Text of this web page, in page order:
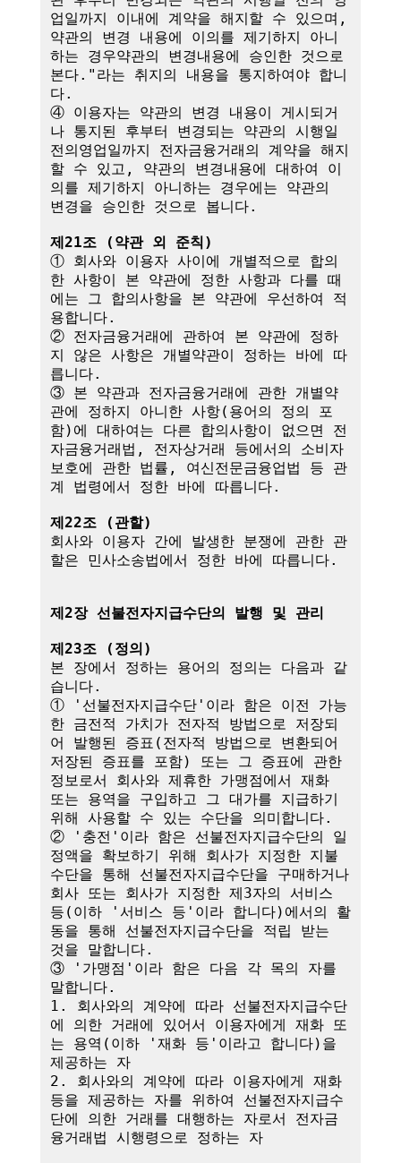
업일까지 이내에 계약을 해지할 수 있으며,
약관의 변경 내용에 이의를 제기하지 아니
하는 경우약관의 변경내용에 승인한 것으로
본다."라는 취지의 내용을 통지하여야 합니
다.
④ 이용자는 약관의 변경 내용이 게시되거
나 통지된 후부터 변경되는 약관의 시행일
전의영업일까지 전자금융거래의 계약을 해지
할 수 있고, 약관의 변경내용에 대하여 이
의를 제기하지 아니하는 경우에는 약관의
변경을 승인한 것으로 봅니다.
제21조 (약관 외 준칙)
① 회사와 이용자 사이에 개별적으로 합의
한 사항이 본 약관에 정한 사항과 다를 때
에는 그 합의사항을 본 약관에 우선하여 적
용합니다.
② 전자금융거래에 관하여 본 약관에 정하
지 않은 사항은 개별약관이 정하는 바에 따
릅니다.
③ 본 약관과 전자금융거래에 관한 개별약
관에 정하지 아니한 사항(용어의 정의 포
함)에 대하여는 다른 합의사항이 없으면 전
자금융거래법, 전자상거래 등에서의 소비자
보호에 관한 법률, 여신전문금융업법 등 관
계 법령에서 정한 바에 따릅니다.
제22조 (관할)
회사와 이용자 간에 발생한 분쟁에 관한 관
할은 민사소송법에서 정한 바에 따릅니다.
제2장 선불전자지급수단의 발행 및 관리
제23조 (정의)
본 장에서 정하는 용어의 정의는 다음과 같
습니다.
① '선불전자지급수단'이라 함은 이전 가능
한 금전적 가치가 전자적 방법으로 저장되
어 발행된 증표(전자적 방법으로 변환되어
저장된 증표를 포함) 또는 그 증표에 관한
정보로서 회사와 제휴한 가맹점에서 재화
또는 용역을 구입하고 그 대가를 지급하기
위해 사용할 수 있는 수단을 의미합니다.
② '충전'이라 함은 선불전자지급수단의 일
정액을 확보하기 위해 회사가 지정한 지불
수단을 통해 선불전자지급수단을 구매하거나
회사 또는 회사가 지정한 제3자의 서비스
등(이하 '서비스 등'이라 합니다)에서의 활
동을 통해 선불전자지급수단을 적립 받는
것을 말합니다.
③ '가맹점'이라 함은 다음 각 목의 자를
말합니다.
1. 회사와의 계약에 따라 선불전자지급수단
에 의한 거래에 있어서 이용자에게 재화 또
는 용역(이하 '재화 등'이라고 합니다)을
제공하는 자
2. 회사와의 계약에 따라 이용자에게 재화
등을 제공하는 자를 위하여 선불전자지급수
단에 의한 거래를 대행하는 자로서 전자금
융거래법 시행령으로 정하는 자